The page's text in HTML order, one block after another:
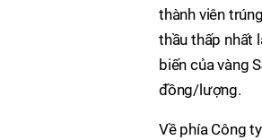
thành viên
thầu thấp nhất
biến của vàng
đồng/lượng.
Về phía Công